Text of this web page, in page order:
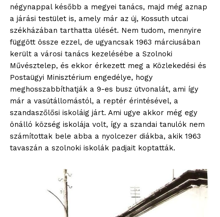
négynappal később a megyei tanács, majd még aznap
a járási testület is, amely már az új, Kossuth utcai
székházában tarthatta ülését. Nem tudom, mennyire
függött össze ezzel, de ugyancsak 1963 márciusában
került a városi tanács kezelésébe a Szolnoki
Művésztelep, és ekkor érkezett meg a Közlekedési és
Postaügyi Minisztérium engedélye, hogy
meghosszabbíthatják a 9-es busz útvonalát, ami így
már a vasútállomástól, a reptér érintésével, a
szandaszőlősi iskoláig járt. Ami ugye akkor még egy
önálló község iskolája volt, így a szandai tanulók nem
számítottak bele abba a nyolcezer diákba, akik 1963
tavaszán a szolnoki iskolák padjait koptatták.